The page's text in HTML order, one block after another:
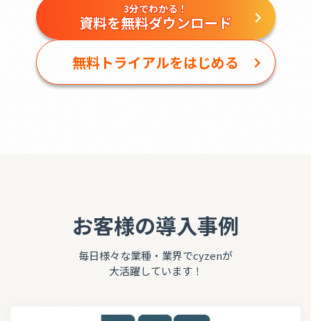
3分でわかる！
資料を無料ダウンロード
無料トライアルをはじめる
お客様の導入事例
毎日様々な業種・業界でcyzenが
大活躍しています！